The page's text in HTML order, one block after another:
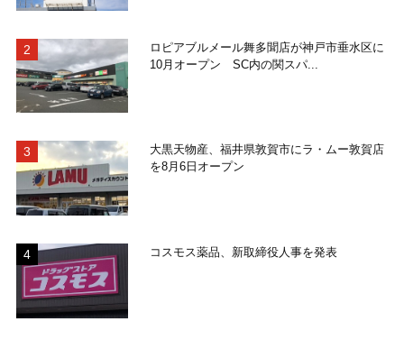
ロピアブルメール舞多聞店が神戸市垂水区に
10月オープン SC内の関スパ...
大黒天物産、福井県敦賀市にラ・ムー敦賀店
を8月6日オープン
コスモス薬品、新取締役人事を発表